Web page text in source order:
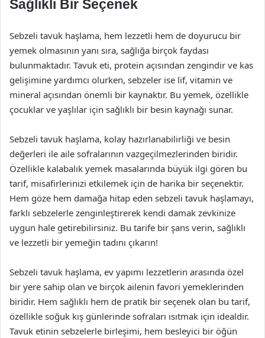
Sağlıklı Bir Seçenek
Sebzeli tavuk haşlama, hem lezzetli hem de doyurucu bir
yemek olmasının yanı sıra, sağlığa birçok faydası
bulunmaktadır. Tavuk eti, protein açısından zengindir ve kas
gelişimine yardımcı olurken, sebzeler ise lif, vitamin ve
mineral açısından önemli bir kaynaktır. Bu yemek, özellikle
çocuklar ve yaşlılar için sağlıklı bir besin kaynağı sunar.
Sebzeli tavuk haşlama, kolay hazırlanabilirliği ve besin
değerleri ile aile sofralarının vazgeçilmezlerinden biridir.
Özellikle kalabalık yemek masalarında büyük ilgi gören bu
tarif, misafirlerinizi etkilemek için de harika bir seçenektir.
Hem göze hem damağa hitap eden sebzeli tavuk haşlamayı,
farklı sebzelerle zenginleştirerek kendi damak zevkinize
uygun hale getirebilirsiniz. Bu tarife bir şans verin, sağlıklı
ve lezzetli bir yemeğin tadını çıkarın!
Sebzeli tavuk haşlama, ev yapımı lezzetlerin arasında özel
bir yere sahip olan ve birçok ailenin favori yemeklerinden
biridir. Hem sağlıklı hem de pratik bir seçenek olan bu tarif,
özellikle soğuk kış günlerinde sofraları ısıtmak için idealdir.
Tavuk etinin sebzelerle birleşimi, hem besleyici bir öğün